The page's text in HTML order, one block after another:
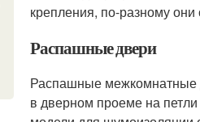
крепления, по-разному
Распашные двери
Распашные межкомнатные
в дверном проеме на